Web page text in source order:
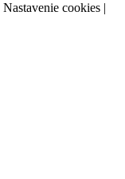
Nastavenie cookies |